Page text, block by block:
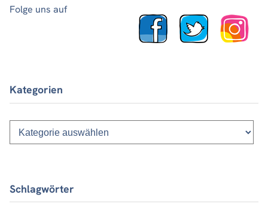
Folge uns auf
Kategorien
Kategorien
Schlagwörter